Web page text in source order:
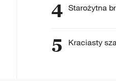
4 Starożytna
5 Kraciasty